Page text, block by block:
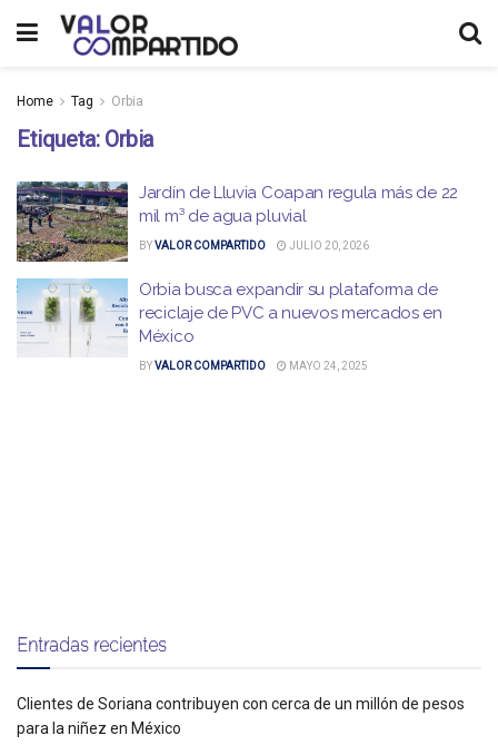
Home Tag Orbia
Etiqueta: Orbia
Jardín de Lluvia Coapan regula más de 22
mil m³ de agua pluvial
BYVALOR COMPARTIDO JULIO 20, 2026
Orbia busca expandir su plataforma de
reciclaje de PVC a nuevos mercados en
México
BYVALOR COMPARTIDO MAYO 24, 2025
Entradas recientes
Clientes de Soriana contribuyen con cerca de un millón de pesos
para la niñez en México